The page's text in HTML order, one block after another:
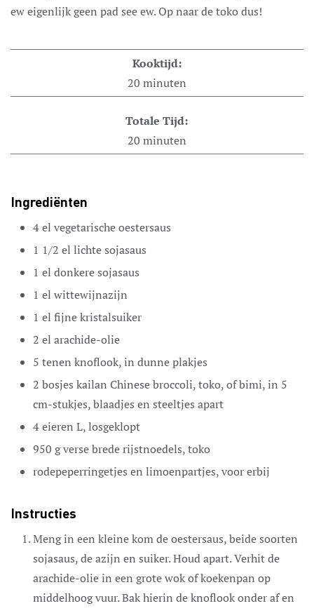
ew eigenlijk geen pad see ew. Op naar de toko dus!
Kooktijd:
20 minuten
Totale Tijd:
20 minuten
Ingrediënten
4el vegetarische oestersaus
1 1/2 el lichte sojasaus
1 el donkere sojasaus
1 el wittewijnazijn
1 el fijne kristalsuiker
2 el arachide-olie
5 tenen knoflook,in dunne plakjes
2 bosjes kailan Chinese broccoli, toko, of bimi, in 5
cm-stukjes, blaadjes en steeltjes apart
4eieren L, losgeklopt
950 gverse brede rijstnoedels,toko
rodepeperringetjes en limoenpartjes,voor erbij
Instructies
Meng in een kleine kom de oestersaus, beide soorten
sojasaus, de azijn en suiker. Houd apart. Verhit de
arachide-olie in een grote wok of koekenpan op
middelhoog vuur. Bak hierin de knoflook onder af en